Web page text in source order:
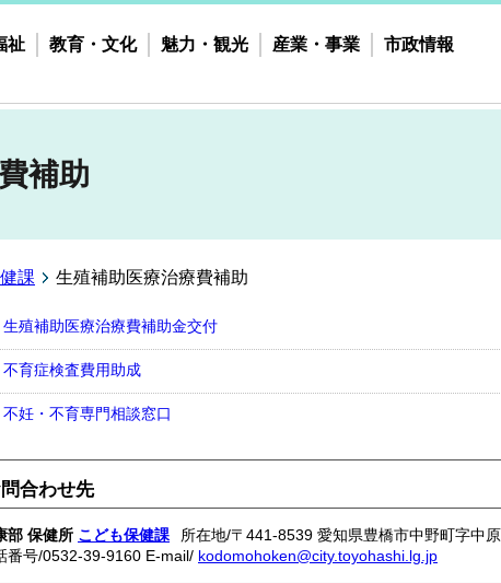
祉 教育・文化 魅力・観光 産業・事業 市政情報
補助
課 生殖補助医療治療費補助
生殖補助医療治療費補助金交付
不育症検査費用助成
不妊・不育専門相談窓口
合わせ先
部 保健所 こども保健課
所在地/〒441-8539 愛知県豊橋市中野町字中
番号/0532-39-9160 E-mail/ kodomohoken@city.toyohashi.lg.jp